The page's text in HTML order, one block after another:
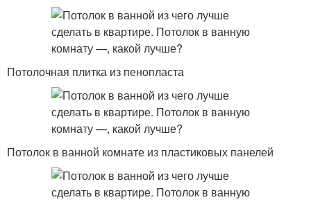
Потолочная плитка из пенопласта
Потолок в ванной комнате из пластиковых панелей